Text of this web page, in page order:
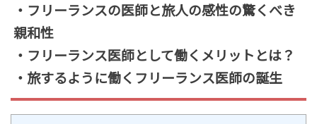
・フリーランスの医師と旅人の感性の驚くべき
親和性
・フリーランス医師として働くメリットとは？
・旅するように働くフリーランス医師の誕生